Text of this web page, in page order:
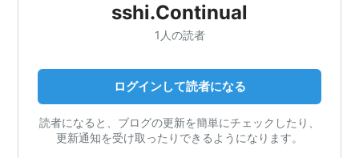
sshi.Continual
1人の読者
ログインして読者になる
読者になると、ブログの更新を簡単にチェックしたり、
更新通知を受け取ったりできるようになります。